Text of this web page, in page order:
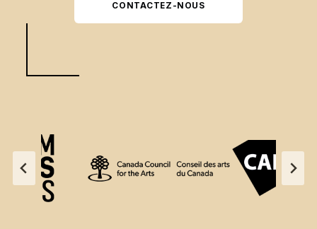
CONTACTEZ-NOUS